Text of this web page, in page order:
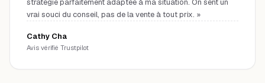
stratégie parfaitement adaptée à ma situation. On sent un
vrai souci du conseil, pas de la vente à tout prix. »
Cathy Cha
Avis vérifié Trustpilot